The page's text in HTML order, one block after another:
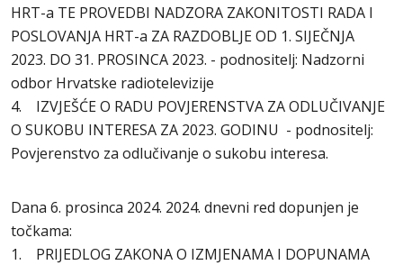
HRT-a TE PROVEDBI NADZORA ZAKONITOSTI RADA I
POSLOVANJA HRT-a ZA RAZDOBLJE OD 1. SIJEČNJA
2023. DO 31. PROSINCA 2023. - podnositelj: Nadzorni
odbor Hrvatske radiotelevizije
4. IZVJEŠĆE O RADU POVJERENSTVA ZA ODLUČIVANJE
O SUKOBU INTERESA ZA 2023. GODINU - podnositelj:
Povjerenstvo za odlučivanje o sukobu interesa.
Dana 6. prosinca 2024. 2024. dnevni red dopunjen je
točkama:
1. PRIJEDLOG ZAKONA O IZMJENAMA I DOPUNAMA